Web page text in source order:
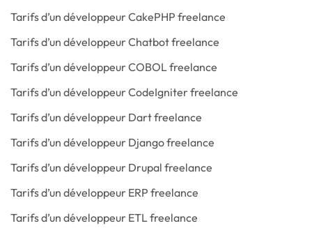
Tarifs d’un développeur CakePHP freelance
Tarifs d’un développeur Chatbot freelance
Tarifs d’un développeur COBOL freelance
Tarifs d’un développeur CodeIgniter freelance
Tarifs d’un développeur Dart freelance
Tarifs d’un développeur Django freelance
Tarifs d’un développeur Drupal freelance
Tarifs d’un développeur ERP freelance
Tarifs d’un développeur ETL freelance